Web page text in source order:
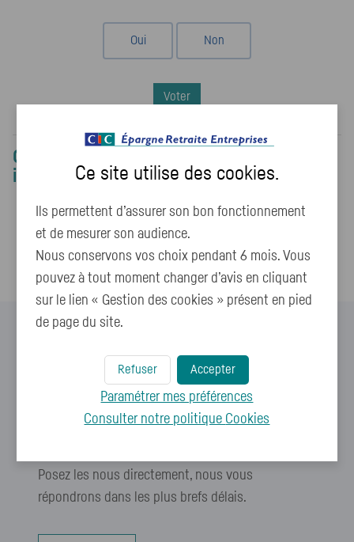
Oui Non
Voter
Ce contenu pourrait également vous
intéresser :
Comment changer mon adresse postale ?
Comment télétransmettre mes pièces justificatives ?
Vous ne trouvez pas de
réponses à vos questions ?
Posez les nous directement, nous vous
répondrons dans les plus brefs délais.
Ce site utilise des cookies.
Ils permettent d’assurer son bon fonctionnement
et de mesurer son audience.
Nous conservons vos choix pendant 6 mois. Vous
pouvez à tout moment changer d’avis en cliquant
sur le lien « Gestion des cookies » présent en pied
de page du site.
Accepter
Refuser
Paramétrer mes préférences
Consulter notre politique Cookies